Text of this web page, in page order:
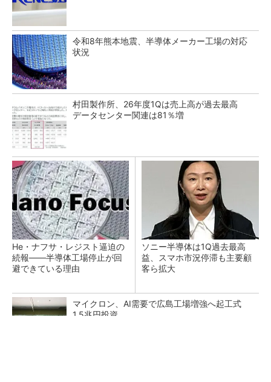
令和8年熊本地震、半導体メーカー工場の対応
状況
村田製作所、26年度1Qは売上高が過去最高
データセンター関連は81％増
He・ナフサ・レジスト逼迫の
続報――半導体工場停止が回
避できている理由
ソニー半導体は1Q過去最高
益、スマホ市況停滞も主要顧
客ら拡大
マイクロン、AI需要で広島工場増強へ起工式
1.5兆円投資